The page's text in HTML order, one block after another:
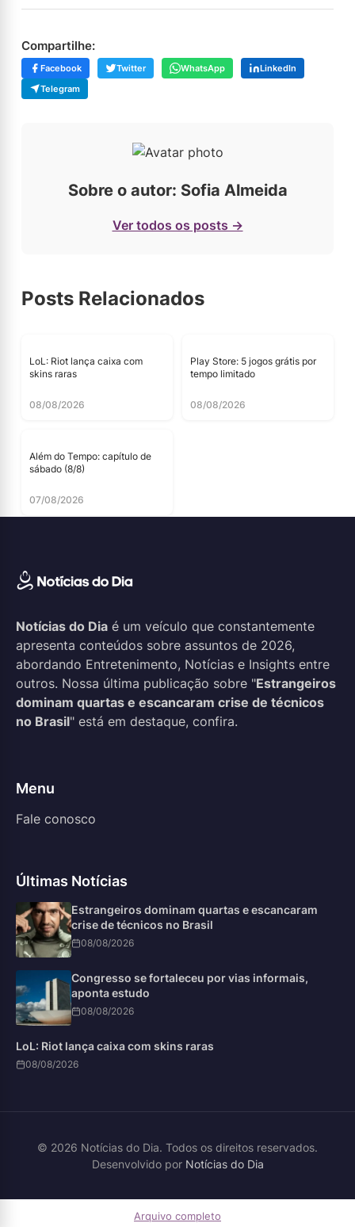
Compartilhe:
Facebook Twitter WhatsApp
LinkedIn
Telegram
Sobre o autor: Sofia Almeida
Ver todos os posts →
Posts Relacionados
LoL: Riot lança caixa com
skins raras
08/08/2026
Play Store: 5 jogos grátis por
tempo limitado
08/08/2026
Além do Tempo: capítulo de
sábado (8/8)
07/08/2026
Notícias do Dia é um veículo que constantemente
apresenta conteúdos sobre assuntos de 2026,
abordando Entretenimento, Notícias e Insights entre
outros. Nossa última publicação sobre "Estrangeiros
dominam quartas e escancaram crise de técnicos
no Brasil" está em destaque, confira.
Menu
Fale conosco
Últimas Notícias
Estrangeiros dominam quartas e escancaram
crise de técnicos no Brasil
08/08/2026
Congresso se fortaleceu por vias informais,
aponta estudo
08/08/2026
LoL: Riot lança caixa com skins raras
08/08/2026
© 2026 Notícias do Dia. Todos os direitos reservados.
Desenvolvido por Notícias do Dia
Arquivo completo